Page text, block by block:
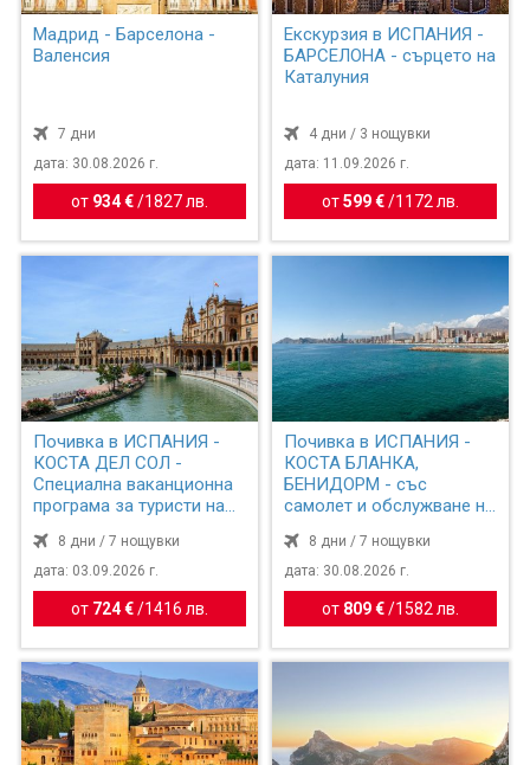
Мадрид - Барселона -
Валенсия
7 дни
дата: 30.08.2026 г.
от 934 € / 1827 лв.
Екскурзия в ИСПАНИЯ -
БАРСЕЛОНА - сърцето на
Каталуния
4 дни / 3 нощувки
дата: 11.09.2026 г.
от599 €/ 1172 лв.
Почивка в ИСПАНИЯ -
КОСТА ДЕЛ СОЛ -
Специална ваканционна
програма за туристи над
8 дни / 7 нощувки
дата: 03.09.2026 г.
от 724 € / 1416 лв.
Почивка в ИСПАНИЯ -
КОСТА БЛАНКА,
БЕНИДОРМ - със
самолет и обслужване на
8 дни / 7 нощувки
дата: 30.08.2026 г.
от 809 €/ 1582 лв.